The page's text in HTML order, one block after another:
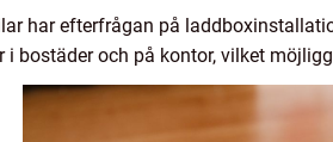
har efterfrågan på
bostäder och på kontor, vilket